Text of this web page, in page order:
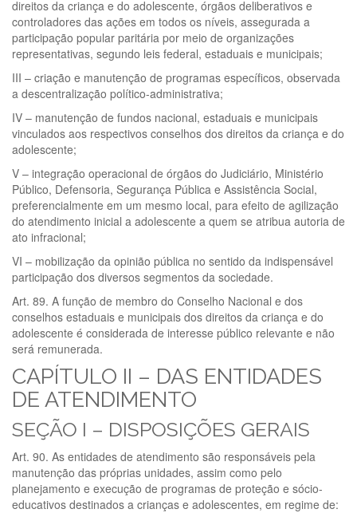
direitos da criança e do adolescente, órgãos deliberativos e
controladores das ações em todos os níveis, assegurada a
participação popular paritária por meio de organizações
representativas, segundo leis federal, estaduais e municipais;
III – criação e manutenção de programas específicos, observada
a descentralização político-administrativa;
IV – manutenção de fundos nacional, estaduais e municipais
vinculados aos respectivos conselhos dos direitos da criança e do
adolescente;
V – integração operacional de órgãos do Judiciário, Ministério
Público, Defensoria, Segurança Pública e Assistência Social,
preferencialmente em um mesmo local, para efeito de agilização
do atendimento inicial a adolescente a quem se atribua autoria de
ato infracional;
VI – mobilização da opinião pública no sentido da indispensável
participação dos diversos segmentos da sociedade.
Art. 89. A função de membro do Conselho Nacional e dos
conselhos estaduais e municipais dos direitos da criança e do
adolescente é considerada de interesse público relevante e não
será remunerada.
CAPÍTULO II – DAS ENTIDADES
DE ATENDIMENTO
SEÇÃO I – DISPOSIÇÕES GERAIS
Art. 90. As entidades de atendimento são responsáveis pela
manutenção das próprias unidades, assim como pelo
planejamento e execução de programas de proteção e sócio-
educativos destinados a crianças e adolescentes, em regime de: